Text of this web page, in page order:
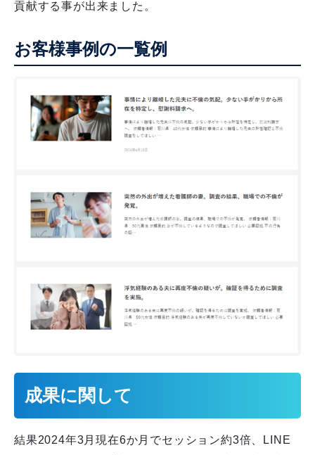
貢献する事が出来ました。
お客様事例の一覧例
成果に関して
結果2024年3月現在6か月でセッション約3倍、LINE